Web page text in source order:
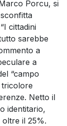
Porcu, si
cittadini
sarebbe
a
a
“campo
tricolore
Netto il
identitario,
il 25%.